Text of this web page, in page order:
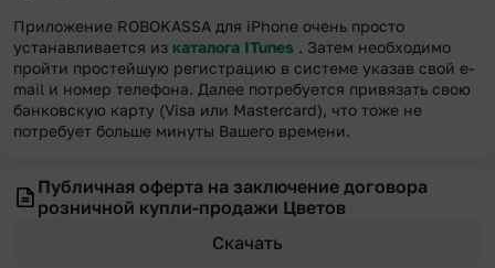
Приложение ROBOKASSA для iPhone очень просто
устанавливается из каталога ITunes . Затем необходимо
пройти простейшую регистрацию в системе указав свой e-
mail и номер телефона. Далее потребуется привязать свою
банковскую карту (Visa или Mastercard), что тоже не
потребует больше минуты Вашего времени.
Публичная оферта на заключение договора
розничной купли-продажи Цветов
Скачать